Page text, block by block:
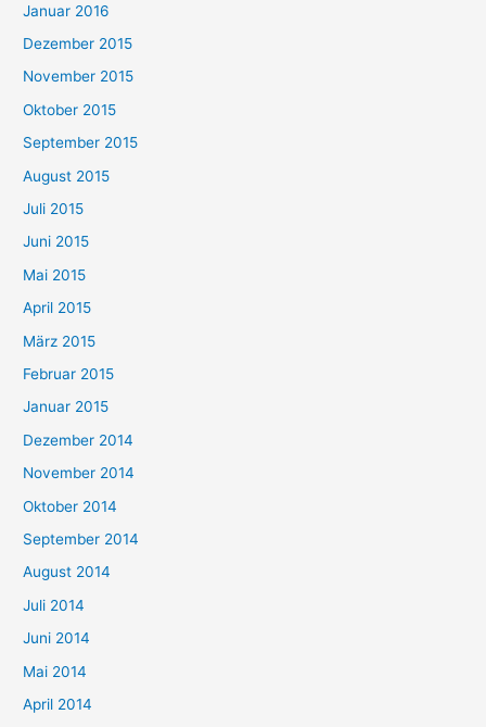
Januar 2016
Dezember 2015
November 2015
Oktober 2015
September 2015
August 2015
Juli 2015
Juni 2015
Mai 2015
April 2015
März 2015
Februar 2015
Januar 2015
Dezember 2014
November 2014
Oktober 2014
September 2014
August 2014
Juli 2014
Juni 2014
Mai 2014
April 2014